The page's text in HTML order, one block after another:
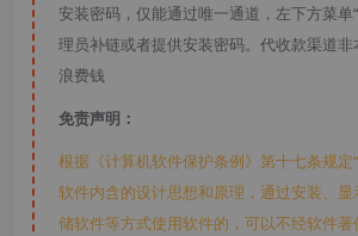
安装密码，仅能通过唯一通道，左下方菜单
理员补链或者提供安装密码。代收款渠道
浪费钱
免责声明：
根据《计算机软件保护条例》第十七条规定
软件内含的设计思想和原理，通过安装、
储软件等方式使用软件的，可以不经软件